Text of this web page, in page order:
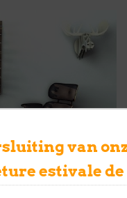
van
estivale